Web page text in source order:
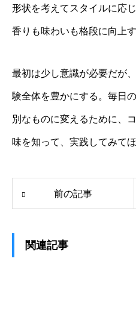
形状を考えてスタイルに応
香りも味わいも格段に向上す
最初は少し意識が必要だが
験全体を豊かにする。毎日
別なものに変えるために、
味を知って、実践してみてほ
前の記事
関連記事